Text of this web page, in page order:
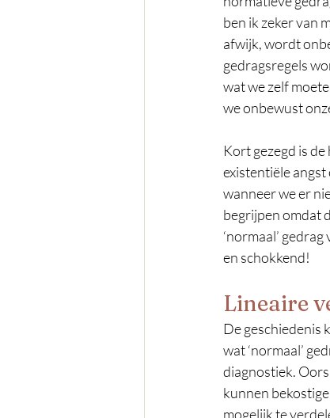
ben ik zeker van
afwijk, wordt
gedragsregels
wat we zelf
we onbewust
Kort gezegd is
existentiële angst
wanneer we er
begrijpen omdat
‘normaal’
en schokkend!
Lineaire
De geschiedenis
wat ‘normaal’
diagnostiek.
kunnen
mogelijk te